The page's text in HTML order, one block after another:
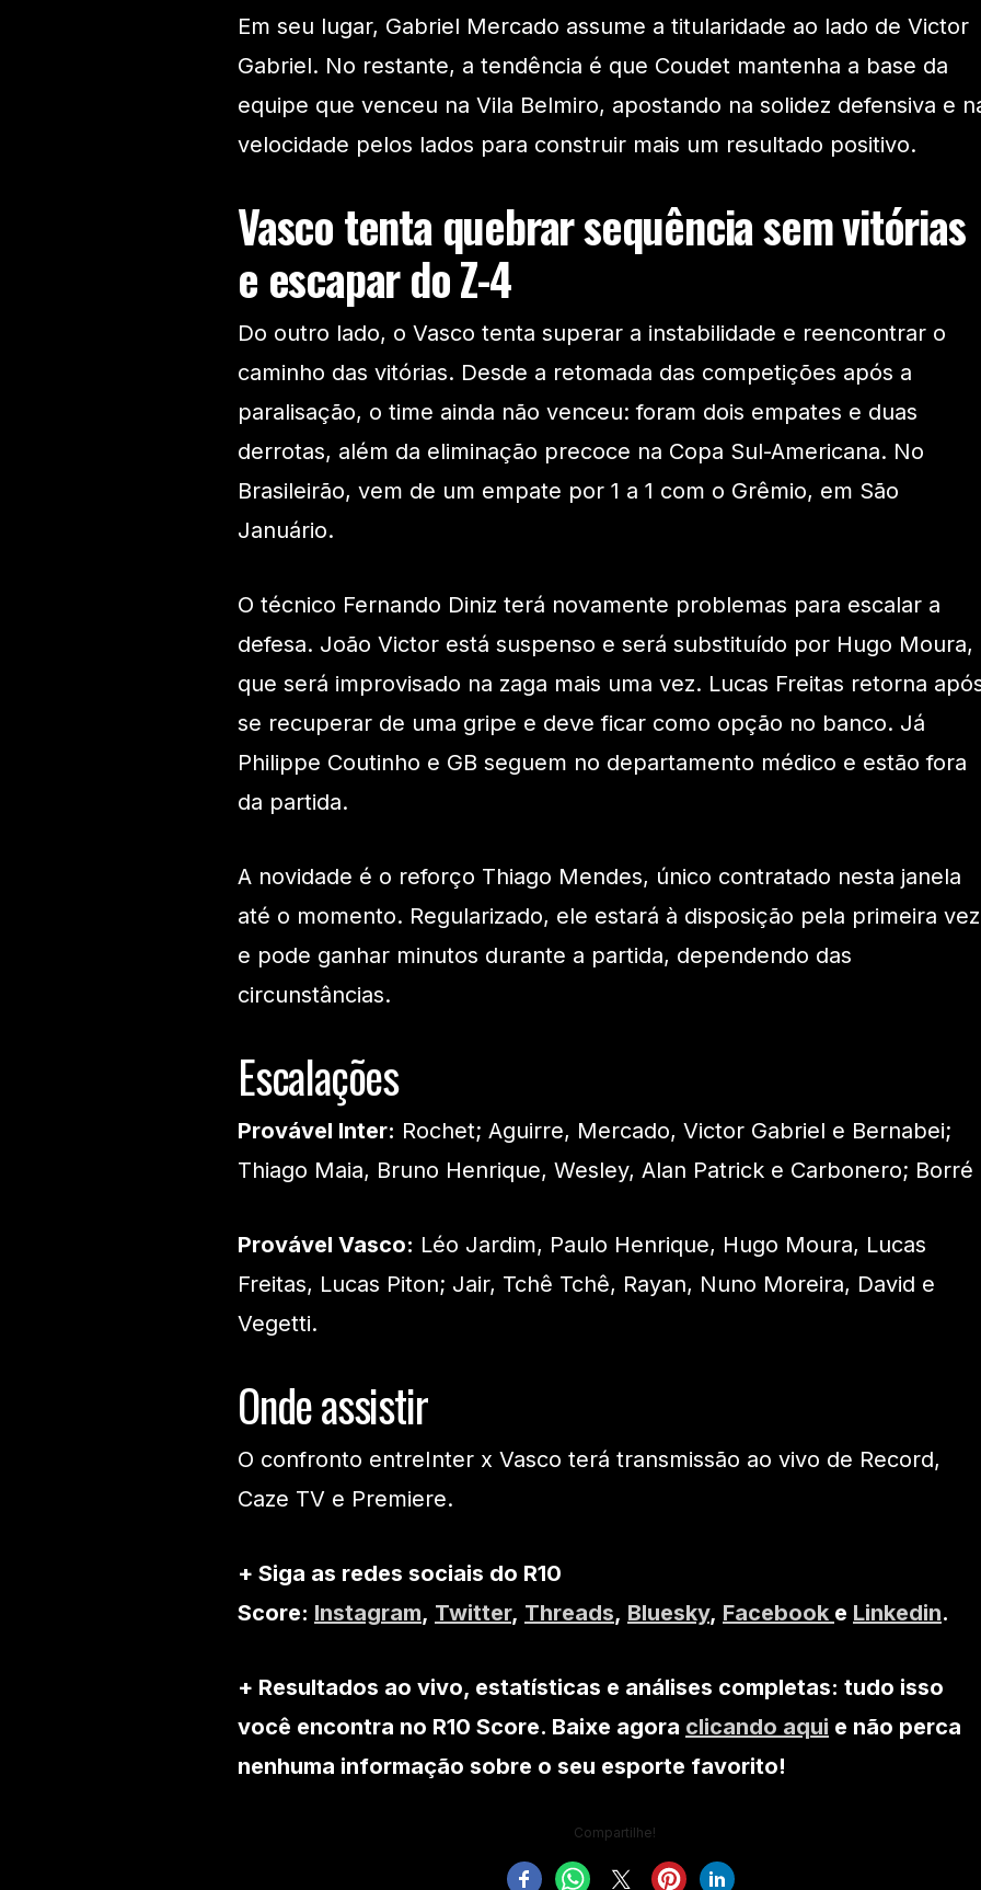
Em seu lugar, Gabriel Mercado assume a titularidade ao lado de Victor
Gabriel. No restante, a tendência é que Coudet mantenha a base da
equipe que venceu na Vila Belmiro, apostando na solidez defensiva e
velocidade pelos lados para construir mais um resultado positivo.
Vasco tenta quebrar sequência sem vitórias
e escapar do Z-4
Do outro lado, o Vasco tenta superar a instabilidade e reencontrar o
caminho das vitórias. Desde a retomada das competições após a
paralisação, o time ainda não venceu: foram dois empates e duas
derrotas, além da eliminação precoce na Copa Sul-Americana. No
Brasileirão, vem de um empate por 1 a 1 com o Grêmio, em São
Januário.
O técnico Fernando Diniz terá novamente problemas para escalar a
defesa. João Victor está suspenso e será substituído por Hugo Moura,
que será improvisado na zaga mais uma vez. Lucas Freitas retorna
se recuperar de uma gripe e deve ficar como opção no banco. Já
Philippe Coutinho e GB seguem no departamento médico e estão fora
da partida.
A novidade é o reforço Thiago Mendes, único contratado nesta janela
até o momento. Regularizado, ele estará à disposição pela primeira vez
e pode ganhar minutos durante a partida, dependendo das
circunstâncias.
Escalações
Provável Inter: Rochet; Aguirre, Mercado, Victor Gabriel e Bernabei;
Thiago Maia, Bruno Henrique, Wesley, Alan Patrick e Carbonero; Borré
Provável Vasco: Léo Jardim, Paulo Henrique, Hugo Moura, Lucas
Freitas, Lucas Piton; Jair, Tchê Tchê, Rayan, Nuno Moreira, David e
Vegetti.
Onde assistir
O confronto entreInter x Vasco terá transmissão ao vivo de Record,
Caze TV e Premiere.
+ Siga as redes sociais do R10
Score: Instagram, Twitter, Threads, Bluesky, Facebook e Linkedin.
+ Resultados ao vivo, estatísticas e análises completas: tudo isso
você encontra no R10 Score. Baixe agora clicando aqui e não perca
nenhuma informação sobre o seu esporte favorito!
Compartilhe!